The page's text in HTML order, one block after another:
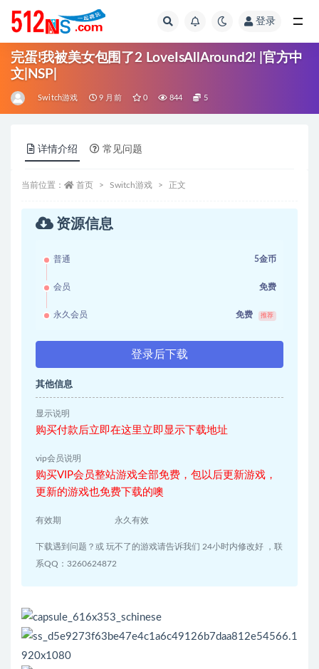
登录
完蛋!我被美女包围了2 LoveIsAllAround2! |官方中
文|NSP|
Switch游戏 9 月前 0 844 5
详情介绍 常见问题
当前位置： 首页 Switch游戏 正文
资源信息
普通 5金币
会员 免费
永久会员 免费 推荐
登录后下载
其他信息
显示说明
购买付款后立即在这里立即显示下载地址
vip会员说明
购买VIP会员整站游戏全部免费，包以后更新游戏，
更新的游戏也免费下载的噢
有效期 永久有效
下载遇到问题？或 玩不了的游戏请告诉我们 24小时内修改好 ，联
系QQ：3260624872